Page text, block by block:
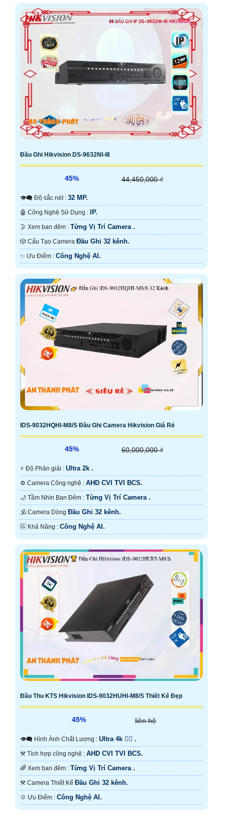
Đầu Ghi Hikvision DS-9632NI-I8
45% 44,450,000 ₫
👁️‍🗨 Độ sắc nét : 32 MP.
🤖️ Công Nghệ Sử Dụng : IP.
🌛 Xem ban đêm : Từng Vị Trí Camera .
🎲 Cấu Tạo Camera Đầu Ghi 32 kênh.
️✨ Ưu Điểm : Công Nghệ AI.
IDS-9032HQHI-M8/S Đầu Ghi Camera Hikvision Giá Rẻ
45% 60,000,000 ₫
️⚡ Độ Phân giải : Ultra 2k .
⚙ Camera Công nghệ : AHD CVI TVI BCS.
🌙 Tầm Nhìn Ban Đêm : Từng Vị Trí Camera .
🕉️ Camera Dòng Đầu Ghi 32 kênh.
️🆑 Khả Năng : Công Nghệ AI.
Đầu Thu KTS Hikvision IDS-9032HUHI-M8/S Thiết Kế Đẹp
45% liên hệ
👁️‍🗨 Hình Ành Chất Lượng : Ultra 4k 👍🏾 .
⚒ Tích hợp công nghệ : AHD CVI TVI BCS.
🌈 Xem ban đêm : Từng Vị Trí Camera .
⚒ Camera Thiết Kế Đầu Ghi 32 kênh.
️💠 Ưu Điểm : Công Nghệ AI.